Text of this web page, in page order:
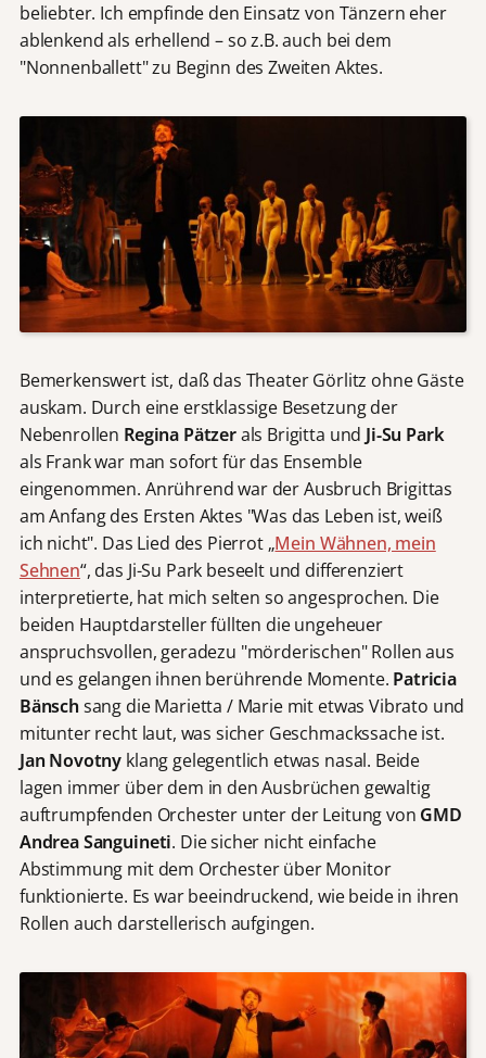
beliebter. Ich empfinde den Einsatz von Tänzern eher
ablenkend als erhellend – so z.B. auch bei dem
"Nonnenballett" zu Beginn des Zweiten Aktes.
Bemerkenswert ist, daß das Theater Görlitz ohne Gäste
auskam. Durch eine erstklassige Besetzung der
Nebenrollen Regina Pätzerals Brigitta und Ji-Su Park
als Frank war man sofort für das Ensemble
eingenommen. Anrührend war der Ausbruch Brigittas
am Anfang des Ersten Aktes "Was das Leben ist, weiß
ich nicht". Das Lied des Pierrot „Mein Wähnen, mein
Sehnen“, das Ji-Su Park beseelt und differenziert
interpretierte, hat mich selten so angesprochen. Die
beiden Hauptdarsteller füllten die ungeheuer
anspruchsvollen, geradezu "mörderischen" Rollen aus
und es gelangen ihnen berührende Momente. Patricia
Bänschsang die Marietta / Marie mit etwas Vibrato und
mitunter recht laut, was sicher Geschmackssache ist.
Jan Novotny klang gelegentlich etwas nasal. Beide
lagen immer über dem in den Ausbrüchen gewaltig
auftrumpfenden Orchester unter der Leitung von GMD
Andrea Sanguineti. Die sicher nicht einfache
Abstimmung mit dem Orchester über Monitor
funktionierte. Es war beeindruckend, wie beide in ihren
Rollen auch darstellerisch aufgingen.